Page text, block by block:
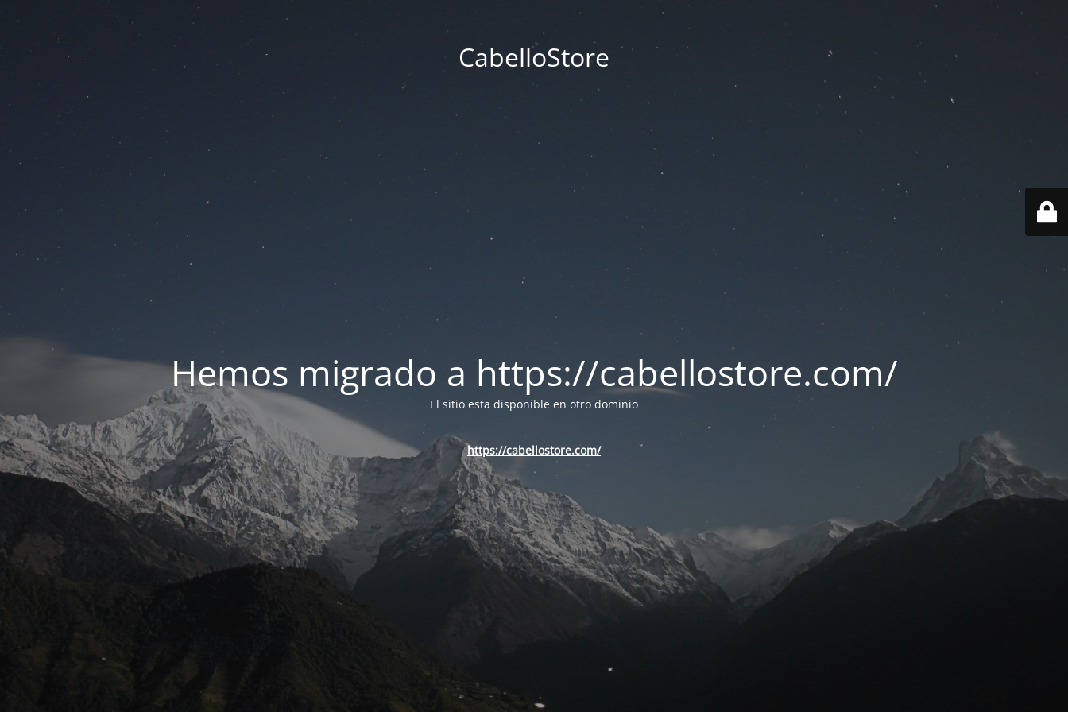
CabelloStore
Hemos migrado a https://cabellostore.com/
El sitio esta disponible en otro dominio
https://cabellostore.com/